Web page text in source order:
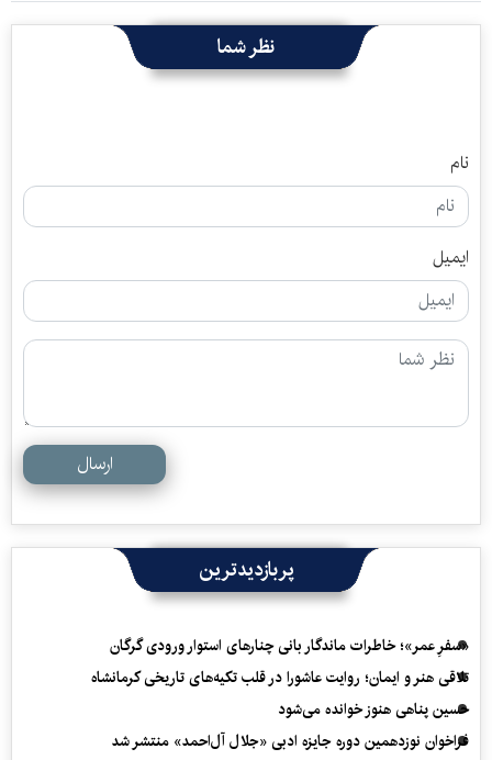
نظر شما
نام
ایمیل
ارسال
پربازدیدترین
«سفرِ عمر»؛ خاطرات ماندگار بانی چنارهای استوار ورودی گرگان
تلاقی هنر و ایمان؛ روایت عاشورا در قلب تکیه‌های تاریخی کرمانشاه
حسین پناهی هنوز خوانده می‌شود
فراخوان نوزدهمین دوره جایزه ادبی «جلال آل‌احمد» منتشر شد